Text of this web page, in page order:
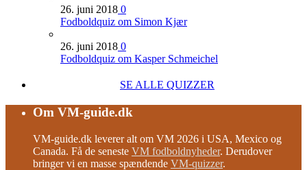
26. juni 2018 0
Fodboldquiz om Simon Kjær
26. juni 2018 0
Fodboldquiz om Kasper Schmeichel
SE ALLE QUIZZER
Om VM-guide.dk
VM-guide.dk leverer alt om VM 2026 i USA, Mexico og
Canada. Få de seneste VM fodboldnyheder. Derudover
bringer vi en masse spændende VM-quizzer.